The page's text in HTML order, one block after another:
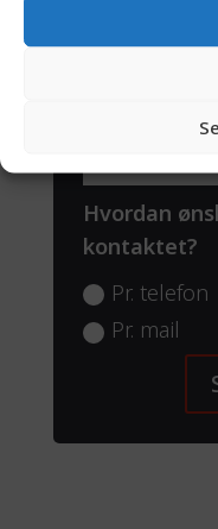
Hvordan
kontaktet?
Pr. telefon
Pr. mail